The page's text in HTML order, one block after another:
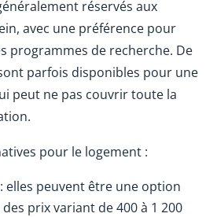
réservés aux
avec une préférence pour
programmes de recherche. De
parfois disponibles pour une
peut ne pas couvrir toute la
pour le logement :
: elles peuvent être une option
prix variant de 400 à 1 200